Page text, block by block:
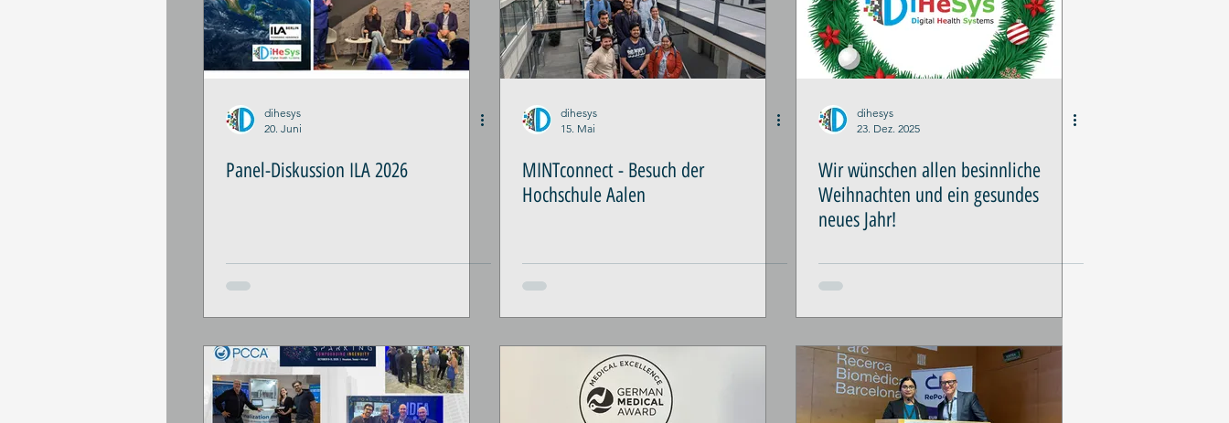
dihesys
20. Juni
Panel-Diskussion ILA 2026
dihesys
15. Mai
MINTconnect - Besuch der
Hochschule Aalen
dihesys
23. Dez. 2025
Wir wünschen allen besinnliche
Weihnachten und ein gesundes
neues Jahr!